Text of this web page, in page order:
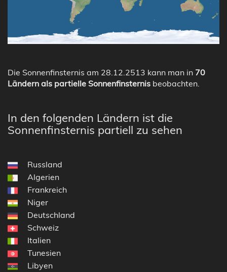
Die Sonnenfinsternis am 28.12.2513 kann man in 70
Ländern als partielle Sonnenfinsternis beobachten.
In den folgenden Ländern ist die
Sonnenfinsternis partiell zu sehen
Russland
Algerien
Frankreich
Niger
Deutschland
Schweiz
Italien
Tunesien
Libyen